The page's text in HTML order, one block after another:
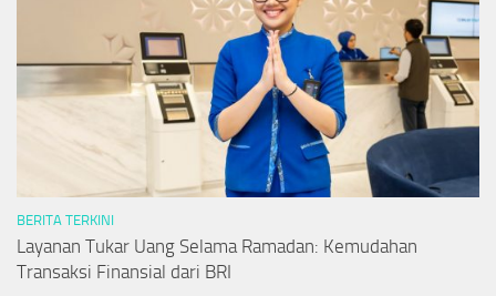
BERITA TERKINI
Layanan Tukar Uang Selama Ramadan: Kemudahan
Transaksi Finansial dari BRI